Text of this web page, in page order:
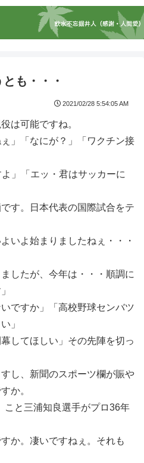
も・・・
2021/02/28 5:54:05 AM
は可能ですね。
」「なにが？」「ワクチン接
」「エッ・君はサッカーに
す。日本代表の国際試合をテ
いよ始まりましたねぇ・・・
したが、今年は・・・順調に
ですか」「高校野球センバツ
」
してほしい」その先陣を切っ
し、新聞のスポーツ欄が賑や
か。
こと三浦知良選手がプロ36年
か。凄いですねぇ。それも